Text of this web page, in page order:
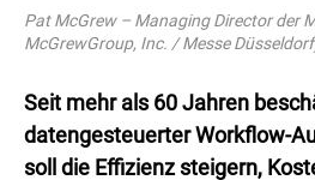
Pat McGrew – Managing Director der
McGrewGroup, Inc. / Messe
Seit mehr als 60 Jahren
datengesteuerter Workflow-
soll die Effizienz steigern,